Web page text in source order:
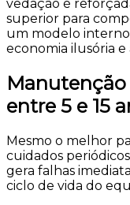
vedação é
superior para
um modelo
economia ilusória
entre 5 e 15
Mesmo o melhor
cuidados
gera falhas
ciclo de vida do